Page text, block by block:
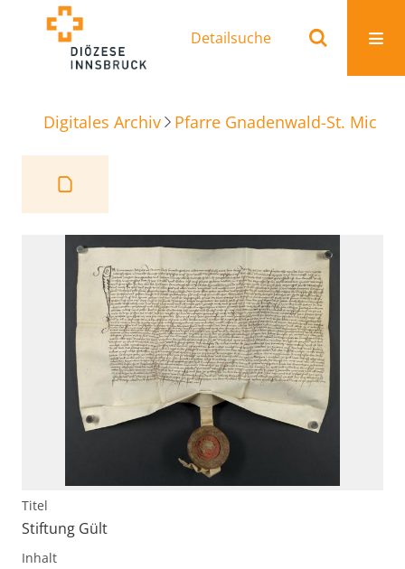
Detailsuche
Digitales Archiv Pfarre Gnadenwald-St.
Titel
Stiftung Gült
Inhalt